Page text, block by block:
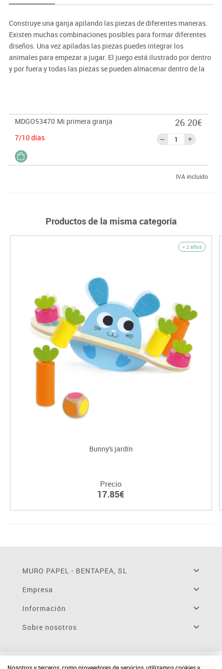
Construye una ganja apilando las piezas de diferentes maneras.
Existen muchas combinaciones posibles para formar diferentes
diseños. Una vez apiladas las piezas puedes integrar los
animales para empezar a jugar. El juego está ilustrado por dentro
y por fuera y todas las piezas se pueden almacenar dentro de la
MDGO53470 Mi primera granja
7/10 días
26.20€
IVA incluido
Productos de la misma categoría
+ 2 años
Bunny's jardín
Precio
17.85€
MURO PAPEL - BENTAPEA, SL
Empresa
Información
Sobre nosotros